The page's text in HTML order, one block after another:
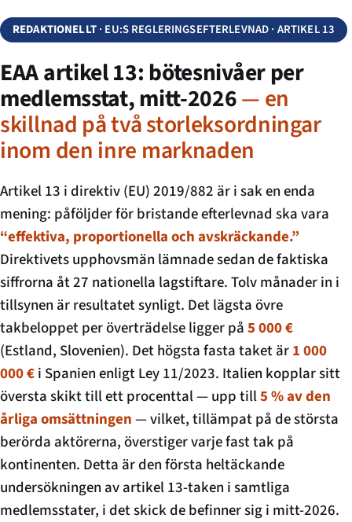
REDAKTIONELLT· EU:S REGLERINGSEFTERLEVNAD · ARTIKEL 13
EAA artikel 13: bötesnivåer per
medlemsstat, mitt-2026— en
skillnad på två storleksordningar
inom den inre marknaden
Artikel 13 i direktiv (EU) 2019/882 är i sak en enda
mening: påföljder för bristande efterlevnad ska vara
“effektiva, proportionella och avskräckande.”
Direktivets upphovsmän lämnade sedan de faktiska
siffrorna åt 27 nationella lagstiftare. Tolv månader in i
tillsynen är resultatet synligt. Det lägsta övre
takbeloppet per överträdelse ligger på5 000 €
(Estland, Slovenien). Det högsta fasta taket är1 000
000 €i Spanien enligt Ley 11/2023. Italien kopplar sitt
översta skikt till ett procenttal — upp till5 % av den
årliga omsättningen— vilket, tillämpat på de största
berörda aktörerna, överstiger varje fast tak på
kontinenten. Detta är den första heltäckande
undersökningen av artikel 13-taken i samtliga
medlemsstater, i det skick de befinner sig i mitt-2026.